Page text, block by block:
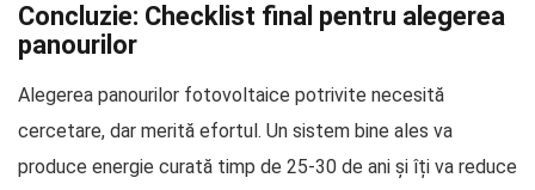
Concluzie: Checklist final pentru alegerea
panourilor
Alegerea panourilor fotovoltaice potrivite necesită
cercetare, dar merită efortul. Un sistem bine ales va
produce energie curată timp de 25-30 de ani și îți va reduce